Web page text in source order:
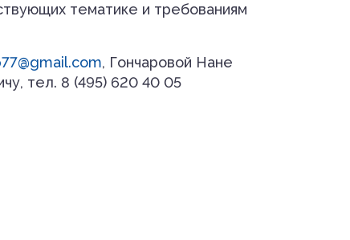
тематике и требованиям
, Гончаровой Нане
тел. 8 (495) 620 40 05